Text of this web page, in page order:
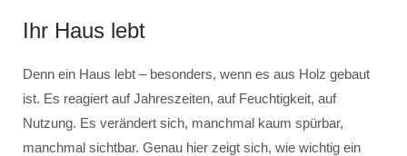
Ihr Haus lebt
Denn ein Haus lebt – besonders, wenn es aus Holz gebaut
ist. Es reagiert auf Jahreszeiten, auf Feuchtigkeit, auf
Nutzung. Es verändert sich, manchmal kaum spürbar,
manchmal sichtbar. Genau hier zeigt sich, wie wichtig ein